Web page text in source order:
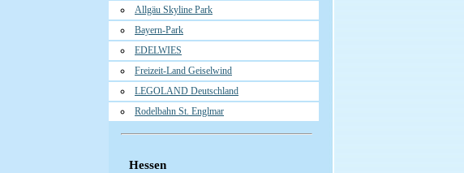
Allgäu Skyline Park
Bayern-Park
EDELWIES
Freizeit-Land Geiselwind
LEGOLAND Deutschland
Rodelbahn St. Englmar
Hessen